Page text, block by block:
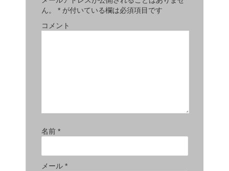
ん。
* が付いている欄は必須項目です
コメント
名前 *
メール *